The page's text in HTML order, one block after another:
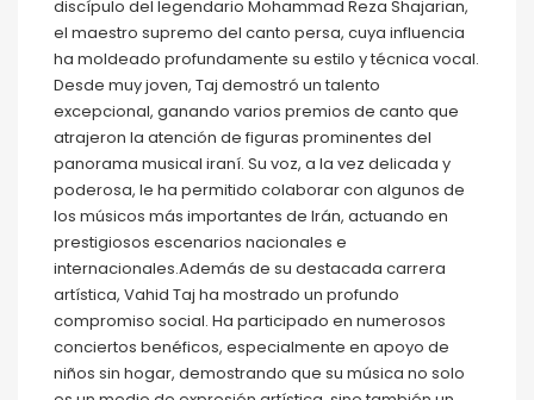
discípulo del legendario Mohammad Reza Shajarian,
el maestro supremo del canto persa, cuya influencia
ha moldeado profundamente su estilo y técnica vocal.
Desde muy joven, Taj demostró un talento
excepcional, ganando varios premios de canto que
atrajeron la atención de figuras prominentes del
panorama musical iraní. Su voz, a la vez delicada y
poderosa, le ha permitido colaborar con algunos de
los músicos más importantes de Irán, actuando en
prestigiosos escenarios nacionales e
internacionales.Además de su destacada carrera
artística, Vahid Taj ha mostrado un profundo
compromiso social. Ha participado en numerosos
conciertos benéficos, especialmente en apoyo de
niños sin hogar, demostrando que su música no solo